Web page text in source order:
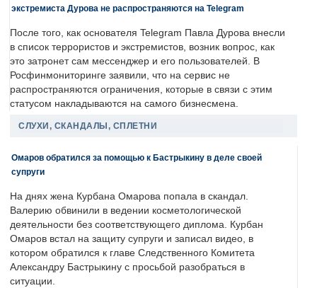
экстремиста Дурова не распространяются на Telegram
После того, как основателя Telegram Павла Дурова внесли
в список террористов и экстремистов, возник вопрос, как
это затронет сам мессенджер и его пользователей. В
Росфинмониторинге заявили, что на сервис не
распространяются ограничения, которые в связи с этим
статусом накладываются на самого бизнесмена.
СЛУХИ, СКАНДАЛЫ, СПЛЕТНИ
Омаров обратился за помощью к Бастрыкину в деле своей
супруги
На днях жена Курбана Омарова попала в скандал.
Валерию обвинили в ведении косметологической
деятельности без соответствующего диплома. Курбан
Омаров встал на защиту супруги и записал видео, в
котором обратился к главе Следственного Комитета
Александру Бастрыкину с просьбой разобраться в
ситуации.